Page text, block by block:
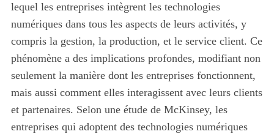
lequel les entreprises intègrent les technologies
numériques dans tous les aspects de leurs activités, y
compris la gestion, la production, et le service client. Ce
phénomène a des implications profondes, modifiant non
seulement la manière dont les entreprises fonctionnent,
mais aussi comment elles interagissent avec leurs clients
et partenaires. Selon une étude de McKinsey, les
entreprises qui adoptent des technologies numériques